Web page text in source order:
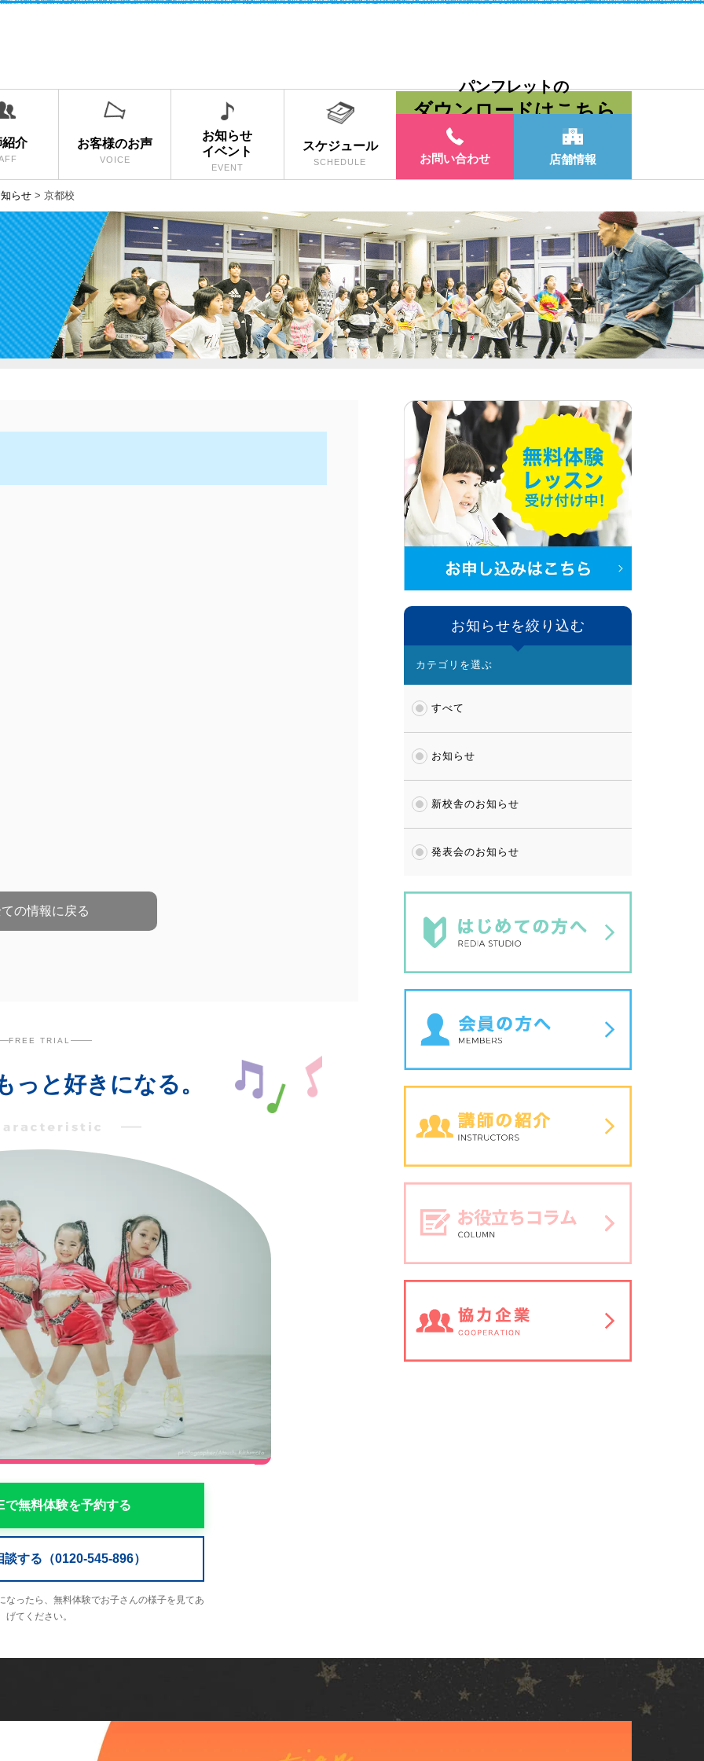
介 お客様のお声
VOICE
お知らせ
イベント
EVENT
スケジュール
SCHEDULE
パンフレットの
ダウンロードはこちら
お問い合わせ 店舗情報
らせ > 京都校
の情報に戻る
FREE TRIAL
っと好きになる。
で無料体験を予約する
する（0120-545-896）
なったら、無料体験でお子さんの様子を見てあ
げてください。
お知らせを絞り込む
カテゴリを選ぶ
すべて
お知らせ
新校舎のお知らせ
発表会のお知らせ